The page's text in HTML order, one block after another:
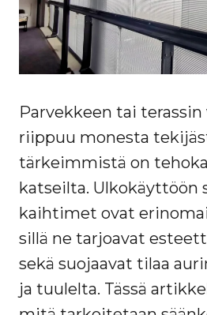
Parvekkeen tai
riippuu monesta
tärkeimmistä on
katseilta. Ulkokäyttöön
kaihtimet ovat
sillä ne tarjoavat
sekä suojaavat tilaa
ja tuulelta. Tässä